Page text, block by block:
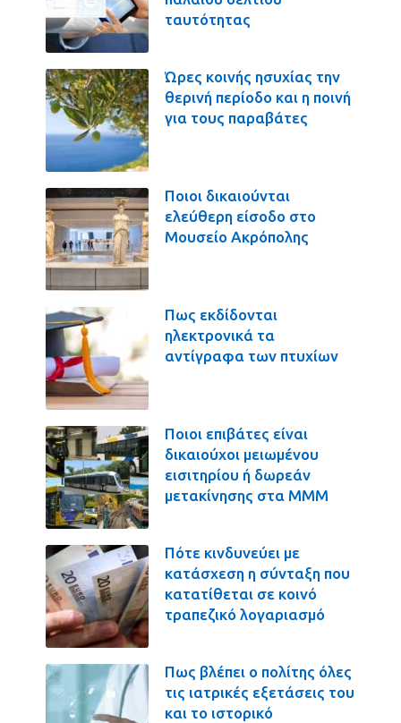
ταυτότητας
Ώρες κοινής ησυχίας την
θερινή περίοδο και η ποινή
για τους παραβάτες
Ποιοι δικαιούνται
ελεύθερη είσοδο στο
Μουσείο Ακρόπολης
Πως εκδίδονται
ηλεκτρονικά τα
αντίγραφα των πτυχίων
Ποιοι επιβάτες είναι
δικαιούχοι μειωμένου
εισιτηρίου ή δωρεάν
μετακίνησης στα ΜΜΜ
Πότε κινδυνεύει με
κατάσχεση η σύνταξη που
κατατίθεται σε κοινό
τραπεζικό λογαριασμό
Πως βλέπει ο πολίτης όλες
τις ιατρικές εξετάσεις του
και το ιστορικό